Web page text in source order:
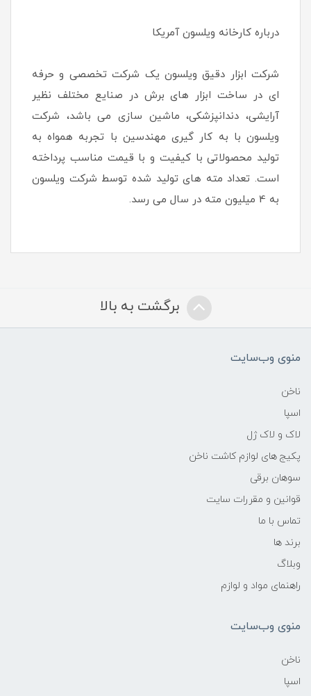
درباره کارخانه ویلسون آمریکا
شرکت ابزار دقیق ویلسون یک شرکت تخصصی و حرفه
ای در ساخت ابزار های برش در صنایع مختلف نظیر
آرایشی، دندانپزشکی، ماشین سازی می باشد، شرکت
ویلسون با به کار گیری مهندسین با تجربه همواه به
تولید محصولاتی با کیفیت و با قیمت مناسب پرداخته
است. تعداد مته های تولید شده توسط شرکت ویلسون
به 4 میلیون مته در سال می رسد.
برگشت به بالا
منوی وب‌سایت
ناخن
اسپا
لاک و لاک ژل
پکیج های لوازم کاشت ناخن
سوهان برقی
قوانین و مقررات سایت
تماس با ما
برند ها
وبلاگ
راهنمای مواد و لوازم
منوی وب‌سایت
ناخن
اسپا